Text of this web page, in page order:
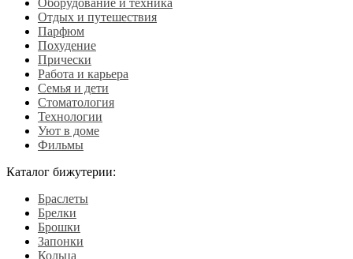
Оборудование и техника
Отдых и путешествия
Парфюм
Похудение
Прически
Работа и карьера
Семья и дети
Стоматология
Технологии
Уют в доме
Фильмы
Каталог бижутерии:
Браслеты
Брелки
Брошки
Запонки
Кольца